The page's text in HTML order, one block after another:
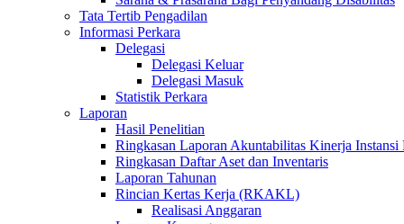
Tata Tertib Pengadilan
Informasi Perkara
Delegasi
Delegasi Keluar
Delegasi Masuk
Statistik Perkara
Laporan
Hasil Penelitian
Ringkasan Laporan Akuntabilitas Kinerja
Ringkasan Daftar Aset dan Inventaris
Laporan Tahunan
Rincian Kertas Kerja (RKAKL)
Realisasi Anggaran